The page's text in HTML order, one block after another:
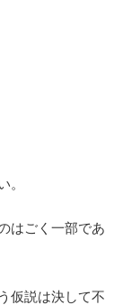
。
はごく一部であ
仮説は決して不